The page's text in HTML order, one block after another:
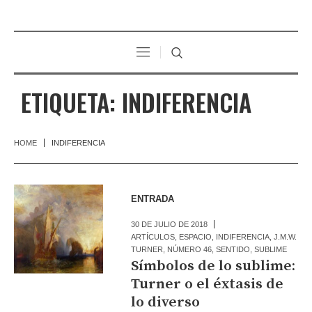
ETIQUETA: INDIFERENCIA
HOME INDIFERENCIA
ENTRADA
30 DE JULIO DE 2018
ARTÍCULOS ESPACIO INDIFERENCIA ,J.M.W.
TURNER
NÚMERO 46 ,SENTIDO ,SUBLIME
Símbolos de lo sublime:
Turner o el éxtasis de
lo diverso